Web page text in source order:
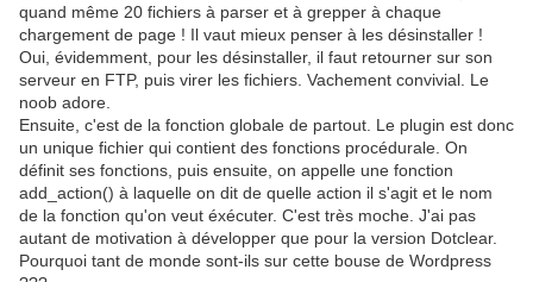
quand même 20 fichiers à parser et à grepper à chaque
chargement de page ! Il vaut mieux penser à les désinstaller !
Oui, évidemment, pour les désinstaller, il faut retourner sur son
serveur en FTP, puis virer les fichiers. Vachement convivial. Le
noob adore.
Ensuite, c'est de la fonction globale de partout. Le plugin est donc
un unique fichier qui contient des fonctions procédurale. On
définit ses fonctions, puis ensuite, on appelle une fonction
add_action() à laquelle on dit de quelle action il s'agit et le nom
de la fonction qu'on veut éxécuter. C'est très moche. J'ai pas
autant de motivation à développer que pour la version Dotclear.
Pourquoi tant de monde sont-ils sur cette bouse de Wordpress